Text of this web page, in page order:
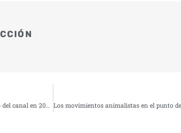
Delinea mantiene el fuerte impulso del canal en 2023 con un aumento de los nuevos contratos en todo el mundo a través de su red de distribución